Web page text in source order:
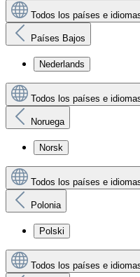
Todos los países e
Países Bajos
Nederlands
Todos los países e
Noruega
Norsk
Todos los países e
Polonia
Polski
Todos los países e